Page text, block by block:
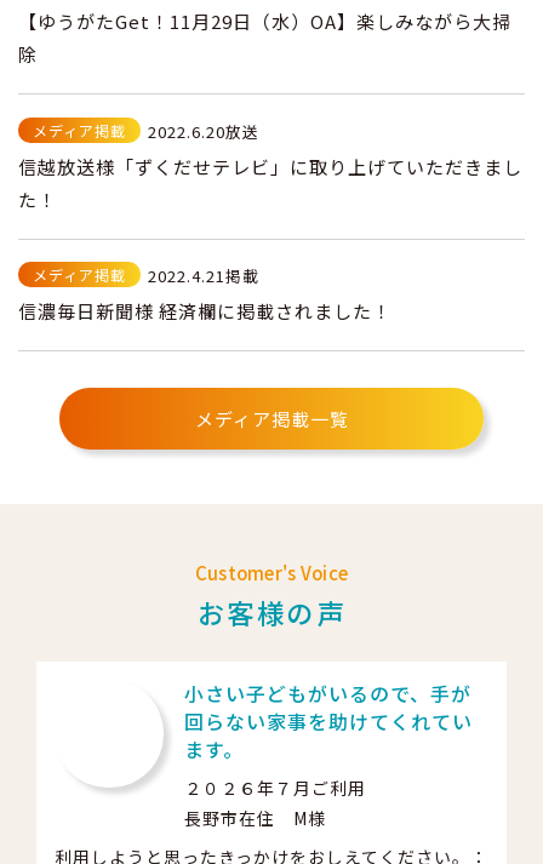
【ゆうがたGet！11月29日（水）OA】楽しみながら大掃
除
メディア掲載 2022.6.20放送
信越放送様「ずくだせテレビ」に取り上げていただきまし
た！
メディア掲載 2022.4.21掲載
信濃毎日新聞様 経済欄に掲載されました！
メディア掲載一覧
Customer's Voice
お客様の声
小さい子どもがいるので、手が
回らない家事を助けてくれてい
ます。
２０２６年７月ご利用
長野市在住 M様
利用しようと思ったきっかけをおしえてください。：